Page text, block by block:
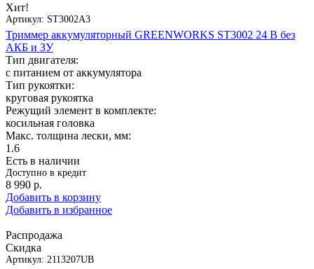
Хит!
Артикул: ST3002A3
Триммер аккумуляторный GREENWORKS ST3002 24 В без
АКБ и ЗУ
Тип двигателя:
с питанием от аккумулятора
Тип рукоятки:
круговая рукоятка
Режущий элемент в комплекте:
косильная головка
Макс. толщина лески, мм:
1.6
Есть в наличии
Доступно в кредит
8 990 р.
Добавить в корзину
Добавить в избранное
Распродажа
Скидка
Артикул: 2113207UB